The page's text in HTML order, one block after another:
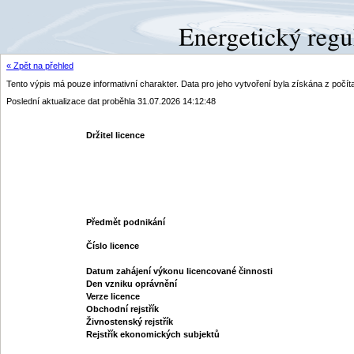
« Zpět na přehled
Tento výpis má pouze informativní charakter. Data pro jeho vytvoření byla získána z
Poslední aktualizace dat proběhla 31.07.2026 14:12:48
Držitel licence
Předmět podnikání
Číslo licence
Datum zahájení výkonu licencované činnosti
Den vzniku oprávnění
Verze licence
Obchodní rejstřík
Živnostenský rejstřík
Rejstřík ekonomických subjektů